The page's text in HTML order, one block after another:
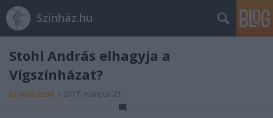
Színház.hu
Stohl András elhagyja a
Vígszínházat?
szinhaz szerk. • 2017. március 21.